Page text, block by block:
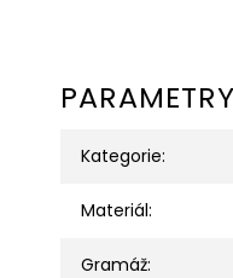
PARAMETRY
Kategorie:
Materiál:
Gramáž: